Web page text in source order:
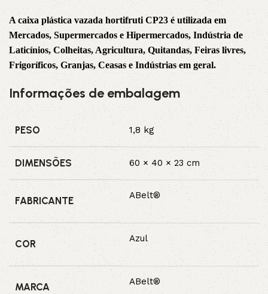
A caixa plástica vazada hortifruti CP23 é utilizada em
Mercados, Supermercados e Hipermercados, Indústria de
Laticínios, Colheitas, Agricultura, Quitandas, Feiras livres,
Frigoríficos, Granjas, Ceasas e Indústrias em geral.
Informações de embalagem
PESO 1,8 kg
DIMENSÕES 60 × 40 × 23 cm
FABRICANTE ABelt®
COR Azul
MARCA ABelt®